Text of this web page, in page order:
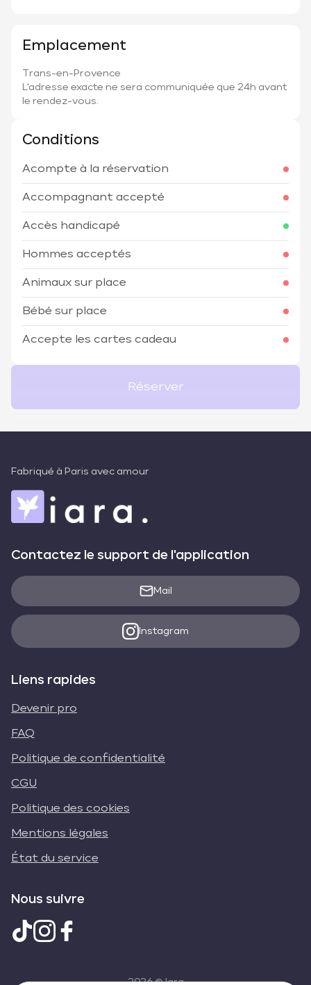
Emplacement
Trans-en-Provence
L'adresse exacte ne sera communiquée que 24h avant
le rendez-vous.
Conditions
Acompte à la réservation
Accompagnant accepté
Accès handicapé
Hommes acceptés
Animaux sur place
Bébé sur place
Accepte les cartes cadeau
Réserver
Fabriqué à Paris avec amour
Contactez le support de l'application
Mail
Instagram
Liens rapides
Devenir pro
FAQ
Politique de confidentialité
CGU
Politique des cookies
Mentions légales
État du service
Nous suivre
2026 © Iara